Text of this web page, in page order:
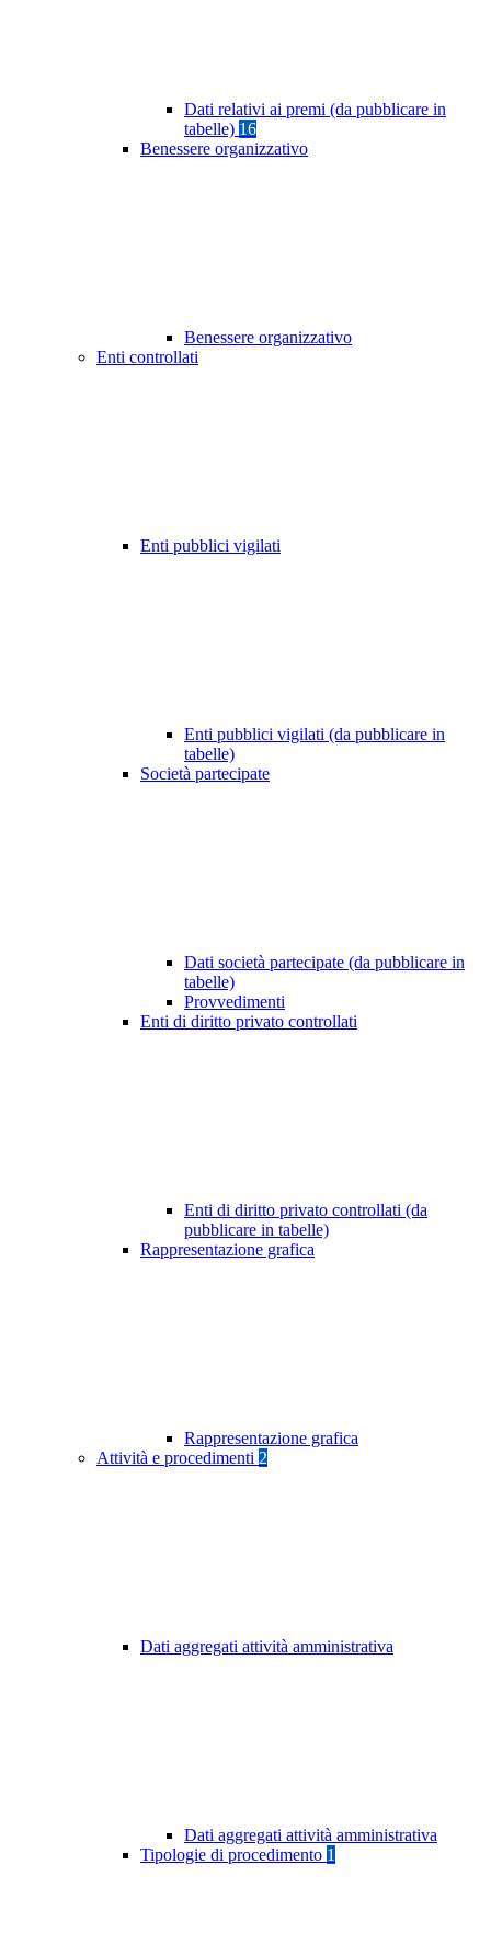
Dati relativi ai premi (da pubblicare in
tabelle) 16
Benessere organizzativo
Benessere organizzativo
Enti controllati
Enti pubblici vigilati
Enti pubblici vigilati (da pubblicare in
tabelle)
Società partecipate
Dati società partecipate (da pubblicare in
tabelle)
Provvedimenti
Enti di diritto privato controllati
Enti di diritto privato controllati (da
pubblicare in tabelle)
Rappresentazione grafica
Rappresentazione grafica
Attività e procedimenti 2
Dati aggregati attività amministrativa
Dati aggregati attività amministrativa
Tipologie di procedimento 1